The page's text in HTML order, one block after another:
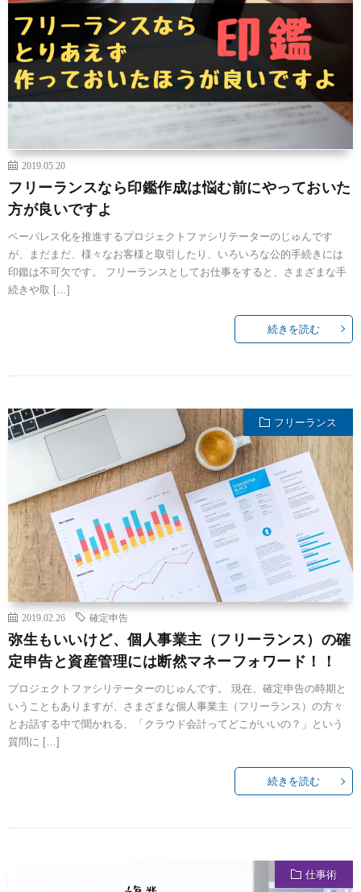
2019.05.20
フリーランスなら印鑑作成は悩む前にやっておいた
方が良いですよ
ペーパレス化を推進するプロジェクトファシリテーターのじゅんです
が、まだまだ、様々なお客様と取引したり、いろいろな公的手続きには
印鑑は不可欠です。 フリーランスとしてお仕事をすると、さまざまな手
続きや取 […]
続きを読む
フリーランス
2019.02.26 確定申告
弥生もいいけど、個人事業主（フリーランス）の確
定申告と資産管理には断然マネーフォワード！！
プロジェクトファシリテーターのじゅんです。 現在、確定申告の時期と
いうこともありますが、さまざまな個人事業主（フリーランス）の方々
とお話する中で聞かれる、「クラウド会計ってどこがいいの？」という
質問に […]
続きを読む
仕事術